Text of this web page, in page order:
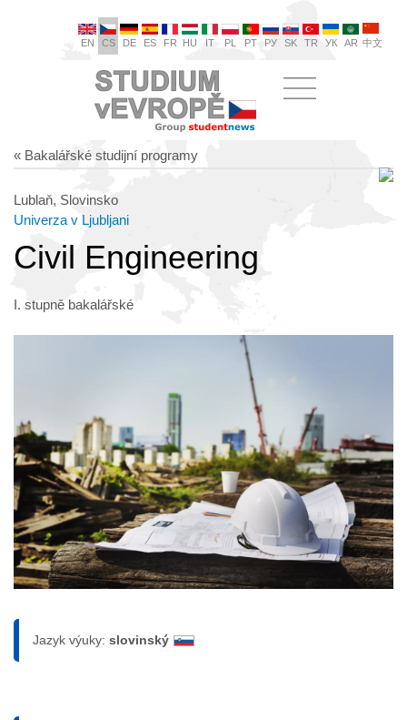
EN CS DE ES FR HU IT PL PT РУ SK TR УК AR 中文
« Bakalářské studijní programy
Lublaň, Slovinsko
Univerza v Ljubljani
Civil Engineering
I. stupně bakalářské
Jazyk výuky: slovinský